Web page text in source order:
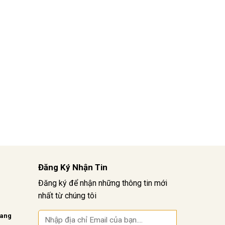
Đăng Ký Nhận Tin
Đăng ký để nhận những thông tin mới
nhất từ chúng tôi